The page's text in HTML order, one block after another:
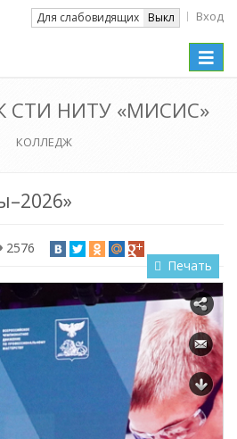
Для слабовидящих Выкл Вход
Toggle
СТИ НИТУ «МИСИС»
КОЛЛЕДЖ
2576
Печать